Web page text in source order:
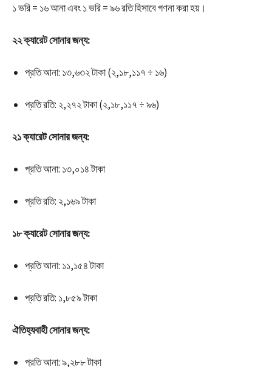
১ ভরি = ১৬ আনা এবং ১ ভরি = ৯৬ রতি হিসাবে গণনা করা হয়।
২২ ক্যারেট সোনার জন্য:
প্রতি আনা: ১৩,৬৩২ টাকা (২,১৮,১১৭ ÷ ১৬)
প্রতি রতি: ২,২৭২ টাকা (২,১৮,১১৭ ÷ ৯৬)
২১ ক্যারেট সোনার জন্য:
প্রতি আনা: ১৩,০১৪ টাকা
প্রতি রতি: ২,১৬৯ টাকা
১৮ ক্যারেট সোনার জন্য:
প্রতি আনা: ১১,১৫৪ টাকা
প্রতি রতি: ১,৮৫৯ টাকা
ঐতিহ্যবাহী সোনার জন্য:
প্রতি আনা: ৯,২৮৮ টাকা